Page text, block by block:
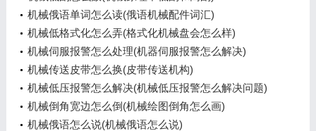
机械俄语单词怎么读(俄语机械配件词汇)
机械低格式化怎么弄(格式化机械盘会怎么样)
机械伺服报警怎么处理(机器伺服报警怎么解决)
机械传送皮带怎么换(皮带传送机构)
机械低压报警怎么解决(机械低压报警怎么解决问题)
机械倒角宽边怎么倒(机械绘图倒角怎么画)
机械俄语怎么说(机械俄语怎么说)